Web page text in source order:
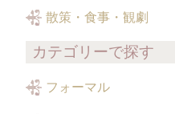
散策・食事・観劇
カテゴリーで探す
フォーマル